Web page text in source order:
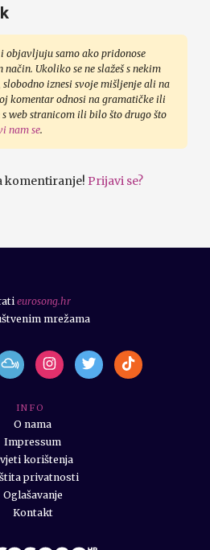
objavljuju samo ako pridonose
Ukoliko se ne slažeš s nekim
iznesi svoje mišljenje ali na
komentar odnosi na gramatičke ili
web stranicom ili bilo što drugo što
nam se.
komentiranje! Prijavi se?
I N F O
O nama
Impressum
korištenja
privatnosti
Oglašavanje
Kontakt
eurosong.hr
mrežama